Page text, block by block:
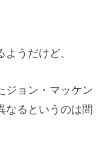
うだけど、
ジョン・マッケン
なるというのは間